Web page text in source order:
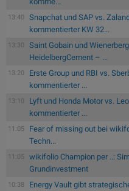
13:40
Snapchat und SAP vs.
kommentierter KW 32...
13:30
Saint Gobain und
HeidelbergCement – ...
13:20
Erste Group und RBI vs.
kommentierter ...
13:10
Lyft und Honda Motor vs.
kommentierter ...
11:05
Fear of missing out bei
Techn...
11:05
wikifolio Champion per ..:
Grundinvestment
10:38
Energy Vault gibt